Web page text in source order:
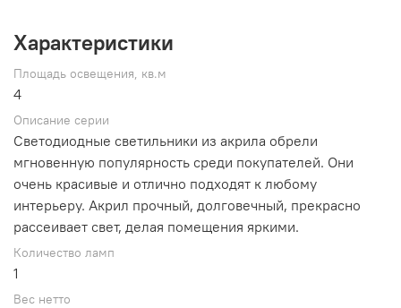
Характеристики
Площадь освещения, кв.м
4
Описание серии
Светодиодные светильники из акрила обрели
мгновенную популярность среди покупателей. Они
очень красивые и отлично подходят к любому
интерьеру. Акрил прочный, долговечный, прекрасно
рассеивает свет, делая помещения яркими.
Количество ламп
1
Вес нетто